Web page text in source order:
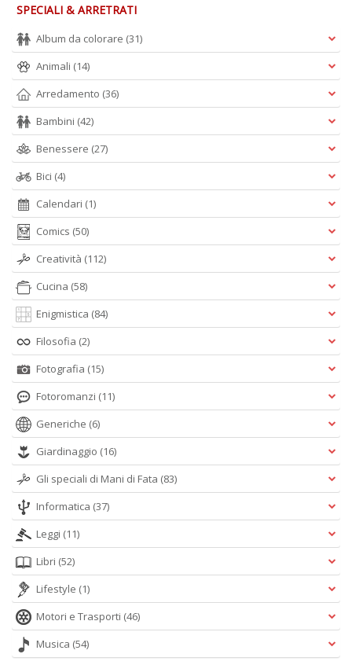
SPECIALI & ARRETRATI
Album da colorare (31)
Animali (14)
Arredamento (36)
Bambini (42)
Benessere (27)
Bici (4)
Calendari (1)
Comics (50)
Creatività (112)
Cucina (58)
Enigmistica (84)
Filosofia (2)
Fotografia (15)
Fotoromanzi (11)
Generiche (6)
Giardinaggio (16)
Gli speciali di Mani di Fata (83)
Informatica (37)
Leggi (11)
Libri (52)
Lifestyle (1)
Motori e Trasporti (46)
Musica (54)